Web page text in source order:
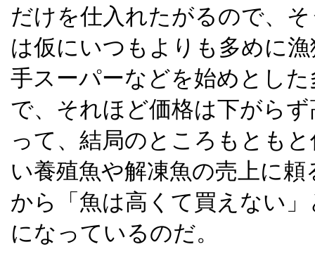
だけを仕入れたがるので、
は仮にいつもよりも多めに
手スーパーなどを始めとし
で、それほど価格は下がら
って、結局のところもとも
い養殖魚や解凍魚の売上に
から「魚は高くて買えない
になっているのだ。